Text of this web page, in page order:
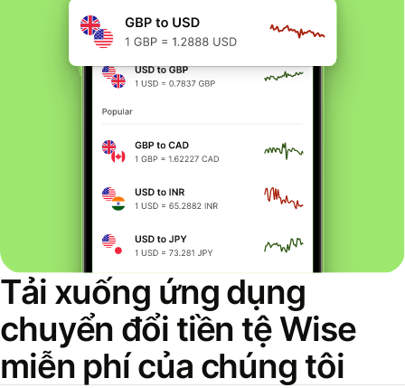
Tải xuống ứng dụng
chuyển đổi tiền tệ Wise
miễn phí của chúng tôi